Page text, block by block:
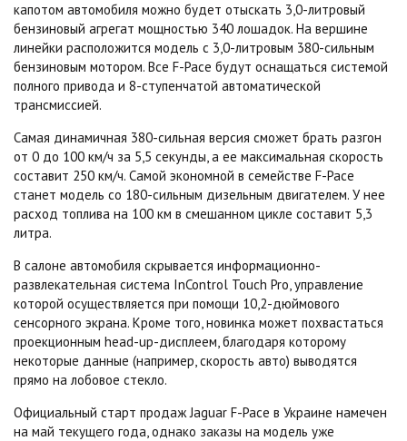
капотом автомобиля можно будет отыскать 3,0-литровый
бензиновый агрегат мощностью 340 лошадок. На вершине
линейки расположится модель с 3,0-литровым 380-сильным
бензиновым мотором. Все F-Pace будут оснащаться системой
полного привода и 8-ступенчатой автоматической
трансмиссией.
Самая динамичная 380-сильная версия сможет брать разгон
от 0 до 100 км/ч за 5,5 секунды, а ее максимальная скорость
составит 250 км/ч. Самой экономной в семействе F-Pace
станет модель со 180-сильным дизельным двигателем. У нее
расход топлива на 100 км в смешанном цикле составит 5,3
литра.
В салоне автомобиля скрывается информационно-
развлекательная система InControl Touch Pro, управление
которой осуществляется при помощи 10,2-дюймового
сенсорного экрана. Кроме того, новинка может похвастаться
проекционным head-up-дисплеем, благодаря которому
некоторые данные (например, скорость авто) выводятся
прямо на лобовое стекло.
Официальный старт продаж Jaguar F-Pace в Украине намечен
на май текущего года, однако заказы на модель уже